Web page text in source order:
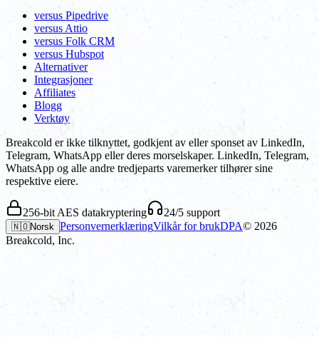
versus Pipedrive
versus Attio
versus Folk CRM
versus Hubspot
Alternativer
Integrasjoner
Affiliates
Blogg
Verktøy
Breakcold er ikke tilknyttet, godkjent av eller sponset av LinkedIn,
Telegram, WhatsApp eller deres morselskaper. LinkedIn, Telegram,
WhatsApp og alle andre tredjeparts varemerker tilhører sine
respektive eiere.
256-bit AES datakryptering 24/5 support
🇳🇴Norsk PersonvernerklæringVilkår for brukDPA© 2026
Breakcold, Inc.